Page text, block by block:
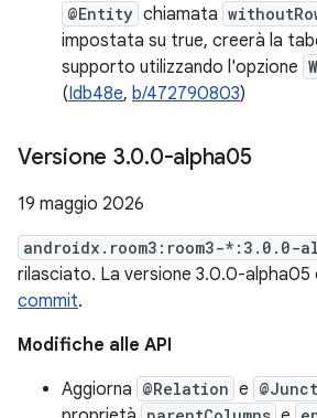
@Entity chiamata
impostata su true, creerà la
supporto utilizzando l'opzione
(Idb48e, b/472790803)
Versione 3.0.0-alpha05
19 maggio 2026
androidx.room3:room3-*:3.0.0-
rilasciato. La versione 3.0.0-alpha05
commit.
Modifiche alle API
Aggiorna @Relation e